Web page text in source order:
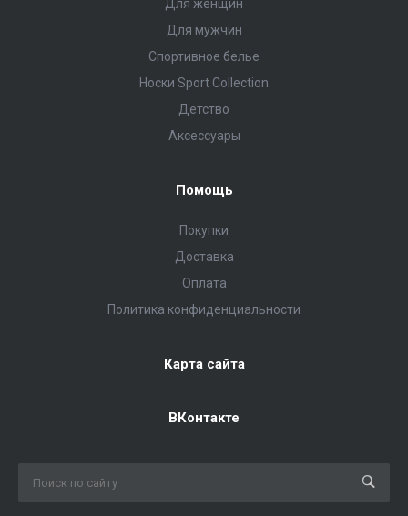
Для женщин
Для мужчин
Спортивное белье
Носки Sport Collection
Детство
Аксессуары
Помощь
Покупки
Доставка
Оплата
Политика конфиденциальности
Карта сайта
ВКонтакте